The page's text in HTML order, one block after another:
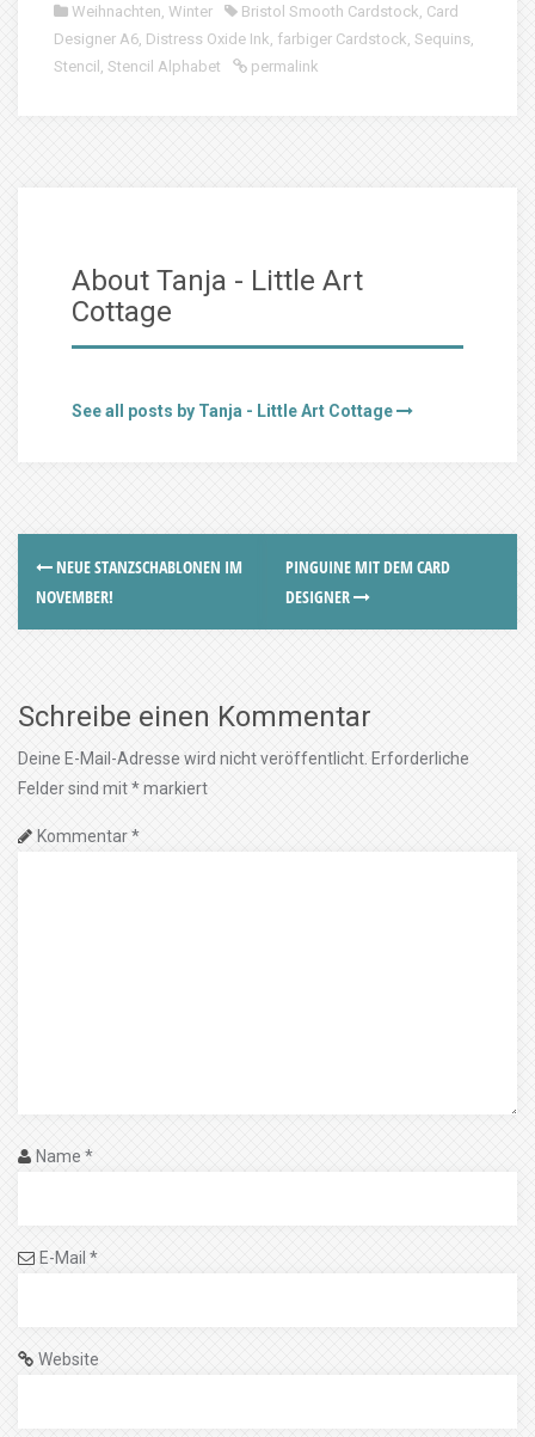
Weihnachten, Winter Bristol Smooth Cardstock, Card
Designer A6, Distress Oxide Ink, farbiger Cardstock, Sequins,
Stencil , Stencil Alphabet permalink
About Tanja - Little Art
Cottage
See all posts by Tanja - Little Art Cottage
NEUE STANZSCHABLONEN IM
NOVEMBER!
PINGUINE MIT DEM CARD
DESIGNER
Schreibe einen Kommentar
Deine E-Mail-Adresse wird nicht veröffentlicht. Erforderliche
Felder sind mit*markiert
Kommentar*
Name *
E-Mail *
Website